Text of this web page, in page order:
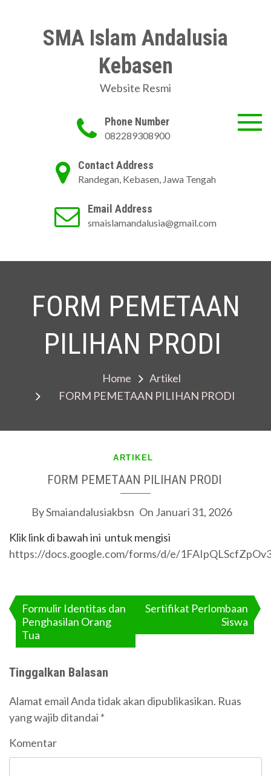
SMA Islam Andalusia
Kebasen
Website Resmi
Phone Number
082289308900
Contact Address
Randegan, Kebasen, Jawa Tengah
Email Address
smaislamandalusia@gmail.com
FORM PEMETAAN
PILIHAN PRODI
Home
Artikel
FORM PEMETAAN PILIHAN PRODI
ARTIKEL
FORM PEMETAAN PILIHAN PRODI
BySmaiandalusiakbsn On Januari 31, 2026
Klik link di bawah ini untuk mengisi
https://docs.google.com/forms/d/e/
posFormulir Identitas dan
Penghasilan Orang
Tua
Sertifikat Perlombaan
Siswa
Tinggalkan Balasan
Alamat email Anda tidak akan dipublikasikan. Ruas
yang wajib ditandai *
Komentar